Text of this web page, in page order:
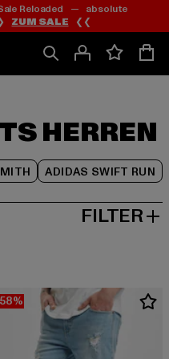
Reloaded — absolute
ZUM SALE ❮❮
HERREN
ADIDAS SWIFT RUN
FILTER